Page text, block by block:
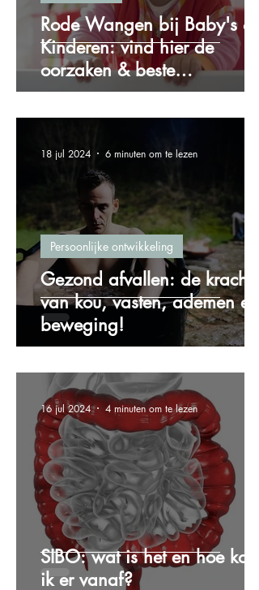
Rode Wangen bij Baby's &
Kinderen: vind hier de
oorzaken & beste
oplossingen!
Gezond afvallen: de kracht
van kou, vasten, ademen en
beweging!
Persoonlijke ontwikkeling
18 jul 2024 6 minuten om te lezen
SIBO: wat is het en hoe kom
ik er vanaf?
16 jul 2024 4 minuten om te lezen